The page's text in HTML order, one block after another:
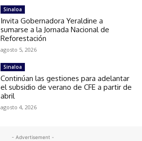
Sinaloa
Invita Gobernadora Yeraldine a
sumarse a la Jornada Nacional de
Reforestación
agosto 5, 2026
Sinaloa
Continúan las gestiones para adelantar
el subsidio de verano de CFE a partir de
abril
agosto 4, 2026
- Advertisement -